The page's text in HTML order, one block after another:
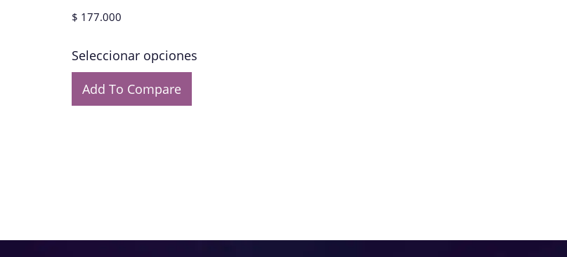
$ 177.000
Seleccionar opciones
Add To Compare